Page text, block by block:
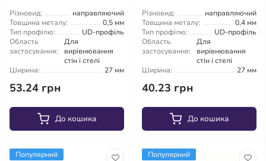
Різновид:
направляючий
Товщина металу:
0,5 мм
Тип профілю:
UD-профіль
Область
застосування:
Для
вирівнювання
стін і стелі
Ширина:
27 мм
53.24 грн
До кошика
Різновид:
направляючий
Товщина металу:
0,4 мм
Тип профілю:
UD-профіль
Область
застосування:
Для
вирівнювання
стін і стелі
Ширина:
27 мм
40.23 грн
До кошика
Популярний Популярний